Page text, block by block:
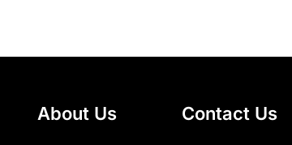
About Us Contact Us